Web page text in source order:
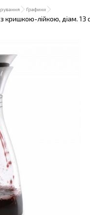
Графини
кришкою-лійкою, діам. 13